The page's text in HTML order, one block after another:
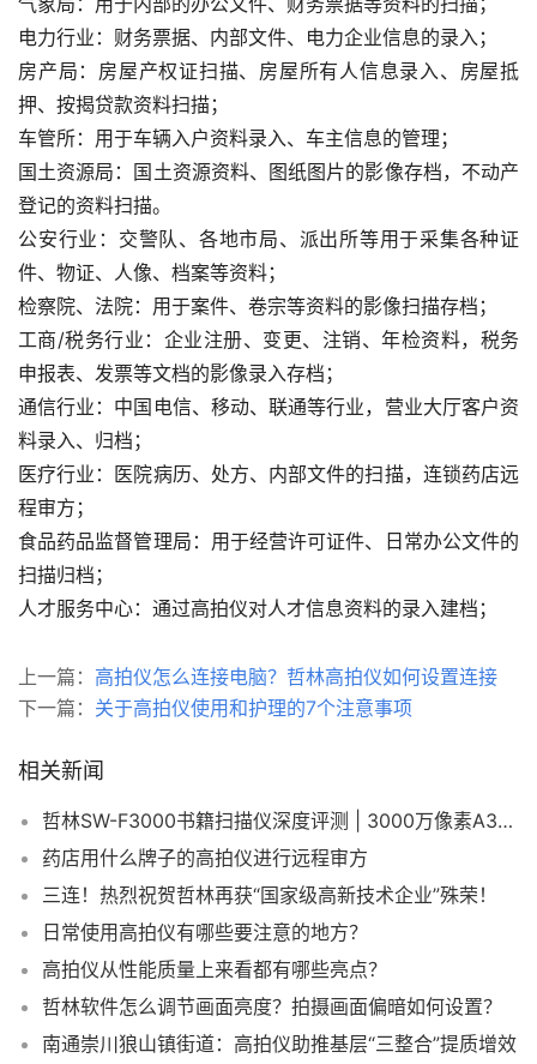
电力行业：财务票据、内部文件、电力企业信息的录入；
房产局：房屋产权证扫描、房屋所有人信息录入、房屋抵
押、按揭贷款资料扫描；
车管所：用于车辆入户资料录入、车主信息的管理；
国土资源局：国土资源资料、图纸图片的影像存档，不动产
登记的资料扫描。
公安行业：交警队、各地市局、派出所等用于采集各种证
件、物证、人像、档案等资料；
检察院、法院：用于案件、卷宗等资料的影像扫描存档；
工商/税务行业：企业注册、变更、注销、年检资料，税务
申报表、发票等文档的影像录入存档；
通信行业：中国电信、移动、联通等行业，营业大厅客户资
料录入、归档；
医疗行业：医院病历、处方、内部文件的扫描，连锁药店远
程审方；
食品药品监督管理局：用于经营许可证件、日常办公文件的
扫描归档；
人才服务中心：通过高拍仪对人才信息资料的录入建档；
上一篇： 高拍仪怎么连接电脑？哲林高拍仪如何设置连接
下一篇： 关于高拍仪使用和护理的7个注意事项
相关新闻
哲林SW-F3000书籍扫描仪深度评测 | 3000万像素A3无损曲面展平专业终端
药店用什么牌子的高拍仪进行远程审方
三连！热烈祝贺哲林再获“国家级高新技术企业”殊荣！
日常使用高拍仪有哪些要注意的地方？
高拍仪从性能质量上来看都有哪些亮点？
哲林软件怎么调节画面亮度？拍摄画面偏暗如何设置？
南通崇川狼山镇街道：高拍仪助推基层“三整合”提质增效